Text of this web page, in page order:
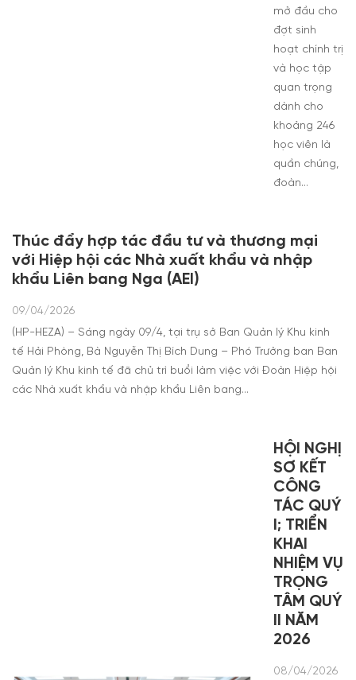
mở đầu cho
đợt sinh
hoạt chính trị
và học tập
quan trọng
dành cho
khoảng 246
học viên là
quần chúng,
đoàn…
Thúc đẩy hợp tác đầu tư và thương mại
với Hiệp hội các Nhà xuất khẩu và nhập
khẩu Liên bang Nga (AEI)
09/04/2026
(HP-HEZA) – Sáng ngày 09/4, tại trụ sở Ban Quản lý Khu kinh
tế Hải Phòng, Bà Nguyễn Thị Bích Dung – Phó Trưởng ban Ban
Quản lý Khu kinh tế đã chủ trì buổi làm việc với Đoàn Hiệp hội
các Nhà xuất khẩu và nhập khẩu Liên bang…
HỘI NGHỊ
SƠ KẾT
CÔNG
TÁC QUÝ
I; TRIỂN
KHAI
NHIỆM VỤ
TRỌNG
TÂM QUÝ
II NĂM
2026
08/04/2026